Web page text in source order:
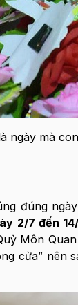
ngày mà
đúng
2/7 đến
Môn
cửa” nên